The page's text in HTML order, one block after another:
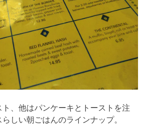
、他はパンケーキとトーストを注
しい朝ごはんのラインナップ。